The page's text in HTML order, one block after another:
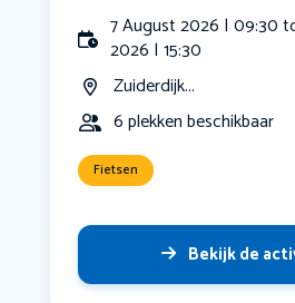
7 August 2026 | 09:30
2026 | 15:30
Zuiderdijk...
6 plekken beschikbaar
Fietsen
Bekijk de